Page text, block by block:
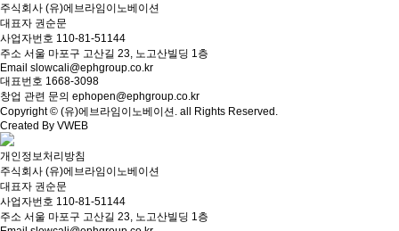
주식회사 (유)에브라임이노베이션
대표자 권순문
사업자번호 110-81-51144
주소 서울 마포구 고산길 23, 노고산빌딩 1층
Email slowcali@ephgroup.co.kr
대표번호 1668-3098
창업 관련 문의 ephopen@ephgroup.co.kr
Copyright © (유)에브라임이노베이션. all Rights Reserved.
Created By VWEB
개인정보처리방침
주식회사 (유)에브라임이노베이션
대표자 권순문
사업자번호 110-81-51144
주소 서울 마포구 고산길 23, 노고산빌딩 1층